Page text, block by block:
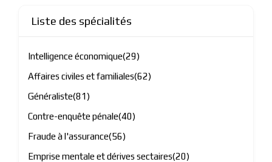
Liste des spécialités
Intelligence économique(29)
Affaires civiles et familiales(62)
Généraliste(81)
Contre-enquête pénale(40)
Fraude à l'assurance(56)
Emprise mentale et dérives sectaires(20)